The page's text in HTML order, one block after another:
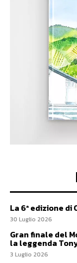
La 6ª edizione
30 Luglio 2026
Gran finale del
la leggenda
3 Luglio 2026